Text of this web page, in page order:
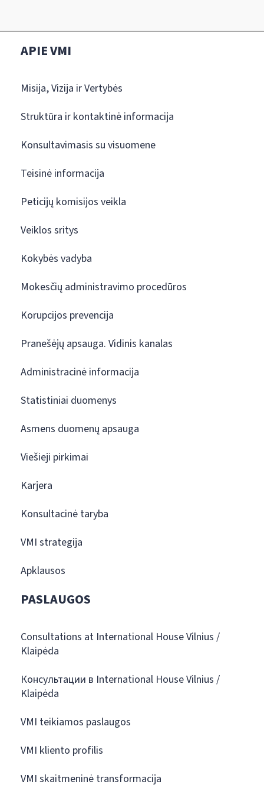
APIE VMI
Misija, Vizija ir Vertybės
Struktūra ir kontaktinė informacija
Konsultavimasis su visuomene
Teisinė informacija
Peticijų komisijos veikla
Veiklos sritys
Kokybės vadyba
Mokesčių administravimo procedūros
Korupcijos prevencija
Pranešėjų apsauga. Vidinis kanalas
Administracinė informacija
Statistiniai duomenys
Asmens duomenų apsauga
Viešieji pirkimai
Karjera
Konsultacinė taryba
VMI strategija
Apklausos
PASLAUGOS
Consultations at International House Vilnius /
Klaipėda
Консультации в International House Vilnius /
Klaipėda
VMI teikiamos paslaugos
VMI kliento profilis
VMI skaitmeninė transformacija